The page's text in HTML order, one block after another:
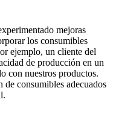
mejoras
los consumibles
ejemplo, un cliente del
de producción en un
con nuestros productos.
de consumibles adecuados